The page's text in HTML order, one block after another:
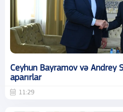
Ceyhun Bayramov və Andrey
aparırlar
11:29